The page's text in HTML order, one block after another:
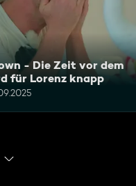
- Die Zeit vor dem
für Lorenz knapp